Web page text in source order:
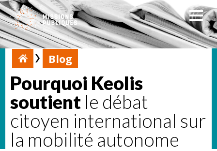
Blog
Pourquoi Keolis
soutient le débat
citoyen international sur
la mobilité autonome